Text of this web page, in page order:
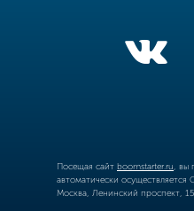
Посещая сайт boomstarter.ru , вы
автоматически
Москва, Ленинский проспект,